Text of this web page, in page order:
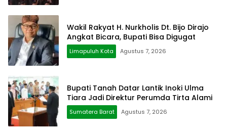
Wakil Rakyat H. Nurkholis Dt. Bijo Dirajo
Angkat Bicara, Bupati Bisa Digugat
Limapuluh Kota Agustus 7, 2026
Bupati Tanah Datar Lantik Inoki Ulma
Tiara Jadi Direktur Perumda Tirta Alami
Sumatera Barat Agustus 7, 2026